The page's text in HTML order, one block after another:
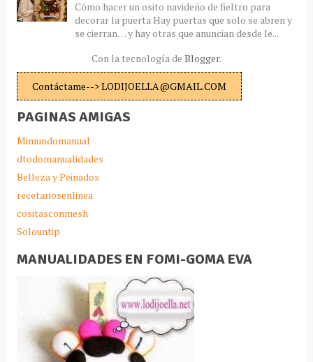
Cómo hacer un osito navideño de fieltro para
decorar la puerta Hay puertas que solo se abren y
se cierran… y hay otras que anuncian desde le...
Con la tecnología de Blogger.
Contáctame--> LODIJOELLA@GMAIL.COM
PAGINAS AMIGAS
Mimundomanual
dtodomanualidades
Belleza y Peinados
recetariosenlinea
cositasconmesh
Solountip
MANUALIDADES EN FOMI-GOMA EVA